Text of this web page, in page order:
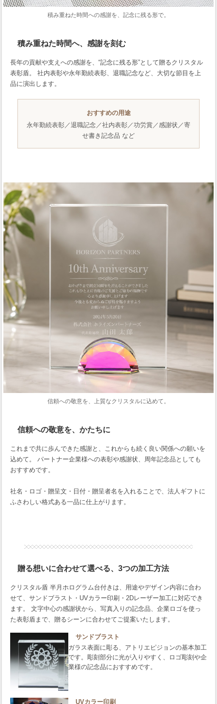
積み重ねた時間への感謝を、記念に残る形で。
積み重ねた時間へ、感謝を刻む
長年の貢献や支えへの感謝を、“記念に残る形”として贈るクリスタル
表彰盾。 社内表彰や永年勤続表彰、退職記念など、大切な節目を上
品に演出します。
おすすめの用途
永年勤続表彰／退職記念／社内表彰／功労賞／感謝状／寄
せ書き記念品 など
信頼への敬意を、上質なクリスタルに込めて。
信頼への敬意を、かたちに
これまで共に歩んできた感謝と、これからも続く良い関係への願いを
込めて。 パートナー企業様への表彰や感謝状、周年記念品としても
おすすめです。
社名・ロゴ・贈呈文・日付・贈呈者名を入れることで、法人ギフトに
ふさわしい格式ある一品に仕上がります。
贈る想いに合わせて選べる、3つの加工方法
クリスタル盾 半月ホログラム台付きは、用途やデザイン内容に合わ
せて、サンドブラスト・UVカラー印刷・2Dレーザー加工に対応でき
ます。 文字中心の感謝状から、写真入りの記念品、企業ロゴを使っ
た表彰盾まで、贈るシーンに合わせてご提案いたします。
サンドブラスト
ガラス表面に彫る、アトリエピジョンの基本加工
です。彫刻部分に光が入りやすく、ロゴ彫刻や企
業様の記念品におすすめです。
UVカラー印刷